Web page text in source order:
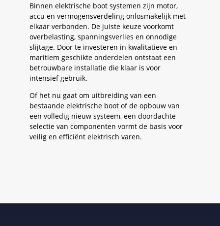
Binnen elektrische boot systemen zijn motor,
accu en vermogensverdeling onlosmakelijk met
elkaar verbonden. De juiste keuze voorkomt
overbelasting, spanningsverlies en onnodige
slijtage. Door te investeren in kwalitatieve en
maritiem geschikte onderdelen ontstaat een
betrouwbare installatie die klaar is voor
intensief gebruik.
Of het nu gaat om uitbreiding van een
bestaande elektrische boot of de opbouw van
een volledig nieuw systeem, een doordachte
selectie van componenten vormt de basis voor
veilig en efficiënt elektrisch varen.